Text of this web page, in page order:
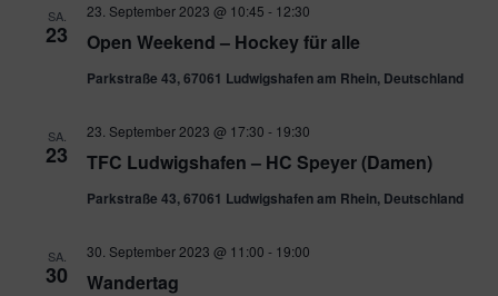
SA.
23 Open Weekend – Hockey für alle
23. September 2023 @ 10:45 - 12:30
Parkstraße 43, 67061 Ludwigshafen am Rhein, Deutschland
SA.
23 TFC Ludwigshafen – HC Speyer (Damen)
23. September 2023 @ 17:30 - 19:30
Parkstraße 43, 67061 Ludwigshafen am Rhein, Deutschland
SA.
30 Wandertag
30. September 2023 @ 11:00 - 19:00